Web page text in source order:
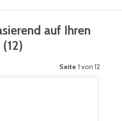
auf Ihren
(12)
Seite 1 von 12